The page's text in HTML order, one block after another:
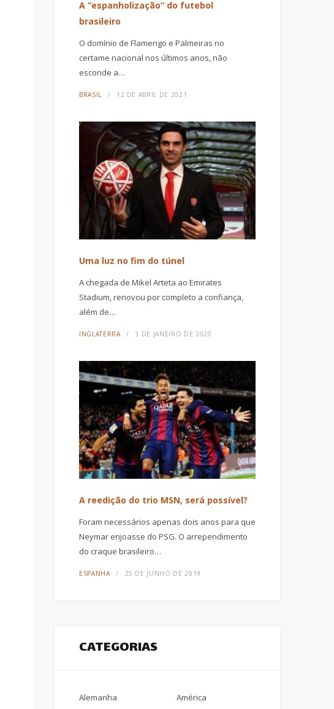
A “espanholização” do futebol
brasileiro
O domínio de Flamengo e Palmeiras no
certame nacional nos últimos anos, não
esconde a…
BRASIL 12 DE ABRIL DE 2021
Uma luz no fim do túnel
A chegada de Mikel Arteta ao Emirates
Stadium, renovou por completo a confiança,
além de…
INGLATERRA 3 DE JANEIRO DE 2020
A reedição do trio MSN, será possível?
Foram necessários apenas dois anos para que
Neymar enjoasse do PSG. O arrependimento
do craque brasileiro…
ESPANHA 25 DE JUNHO DE 2019
CATEGORIAS
Alemanha América